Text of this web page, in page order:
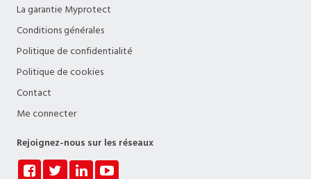
La garantie Myprotect
Conditions générales
Politique de confidentialité
Politique de cookies
Contact
Me connecter
Rejoignez-nous sur les réseaux